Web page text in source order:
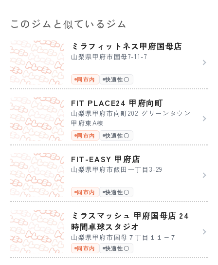
このジムと似ているジム
ミラフィットネス甲府国母店
山梨県甲府市国母7-11-7
同市内 快適性〇
FIT PLACE24 甲府向町
山梨県甲府市向町202 グリーンタウン
甲府東A棟
同市内 快適性〇
FIT-EASY 甲府店
山梨県甲府市飯田一丁目3-29
同市内 快適性〇
ミラスマッシュ 甲府国母店 24
時間卓球スタジオ
山梨県甲府市国母７丁目１１−７
同市内 快適性〇